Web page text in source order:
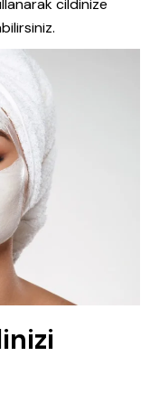
cildinize